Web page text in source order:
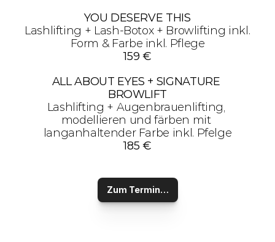
YOU DESERVE THIS
Lashlifting + Lash-Botox + Browlifting inkl.
Form & Farbe inkl. Pflege
159 €
ALL ABOUT EYES + SIGNATURE
BROWLIFT
Lashlifting + Augenbrauenlifting,
modellieren und färben mit
langanhaltender Farbe inkl. Pfelge
185 €
Zum Termin…